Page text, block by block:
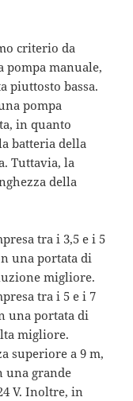
criterio da
pompa manuale,
piuttosto bassa.
pompa
in quanto
batteria della
Tuttavia, la
della
tra i 3,5 e i 5
una portata di
migliore.
tra i 5 e i 7
una portata di
migliore.
superiore a 9 m,
una grande
V. Inoltre, in